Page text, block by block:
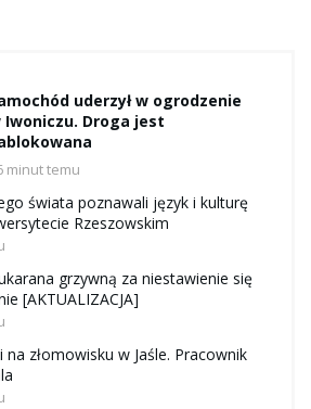
uderzył w ogrodzenie
Iwoniczu. Droga jest
minut temu
świata poznawali język i kulturę
Rzeszowskim
grzywną za niestawienie się
[AKTUALIZACJA]
na złomowisku w Jaśle. Pracownik